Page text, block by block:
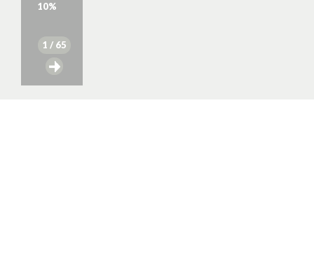
10%
1 / 65